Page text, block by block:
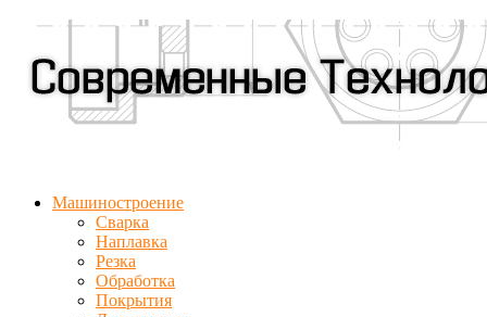
Машиностроение
Сварка
Наплавка
Резка
Обработка
Покрытия